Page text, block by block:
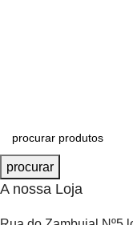
procurar
A nossa Loja